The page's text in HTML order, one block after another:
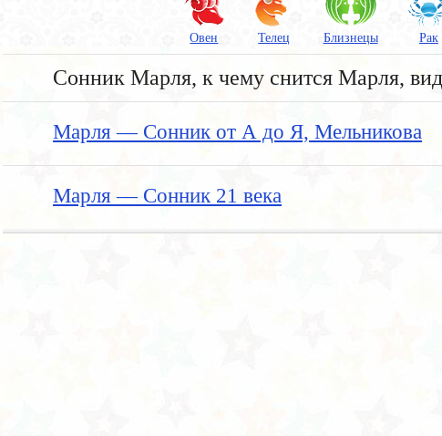
Овен Телец Близнецы Рак
Сонник Марля, к чему снится Марля,
Марля — Сонник от А до Я, Мельникова
Марля — Сонник 21 века